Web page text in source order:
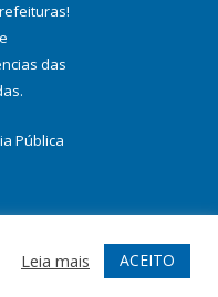
!
das
Pública
Webmail
Leia mais ACEITO